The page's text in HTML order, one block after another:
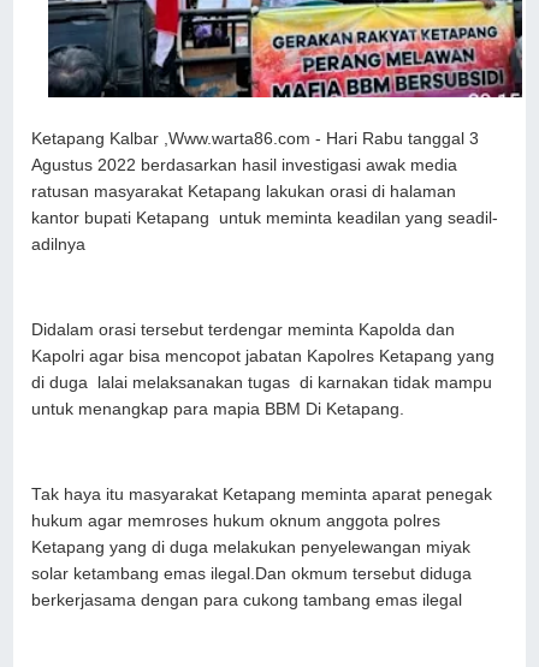
Ketapang Kalbar ,Www.warta86.com - Hari Rabu tanggal 3
Agustus 2022 berdasarkan hasil investigasi awak media
ratusan masyarakat Ketapang lakukan orasi di halaman
kantor bupati Ketapang untuk meminta keadilan yang seadil-
adilnya
Didalam orasi tersebut terdengar meminta Kapolda dan
Kapolri agar bisa mencopot jabatan Kapolres Ketapang yang
di duga lalai melaksanakan tugas di karnakan tidak mampu
untuk menangkap para mapia BBM Di Ketapang.
Tak haya itu masyarakat Ketapang meminta aparat penegak
hukum agar memroses hukum oknum anggota polres
Ketapang yang di duga melakukan penyelewangan miyak
solar ketambang emas ilegal.Dan okmum tersebut diduga
berkerjasama dengan para cukong tambang emas ilegal